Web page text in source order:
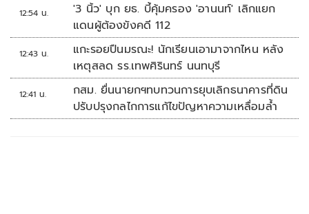
12:54 น.
'3 นิ้ว' บุก ยธ. บี้คุ้มครอง 'อานนท์' เลิกแยก
แดนผู้ต้องขังคดี 112
12:43 น.
แกะรอยปืนมรณะ! นักเรียนเอามาจากไหน หลัง
เหตุสลด รร.เทพศิรินทร์ นนทบุรี
12:41 น.
กสม. ยื่นนายกฯทบทวนการยุบเลิกธนาคารที่ดิน
ปรับปรุงกลไกการแก้ไขปัญหาความเหลื่อมล้ำ